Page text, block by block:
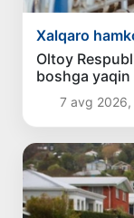
Xalqaro
Oltoy
boshga
7 avg 2026,